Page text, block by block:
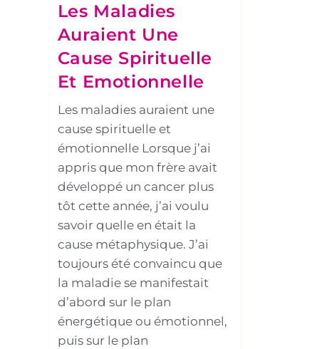
Les Maladies
Auraient Une
Cause Spirituelle
Et Emotionnelle
Les maladies auraient une
cause spirituelle et
émotionnelle Lorsque j’ai
appris que mon frère avait
développé un cancer plus
tôt cette année, j’ai voulu
savoir quelle en était la
cause métaphysique. J’ai
toujours été convaincu que
la maladie se manifestait
d’abord sur le plan
énergétique ou émotionnel,
puis sur le plan